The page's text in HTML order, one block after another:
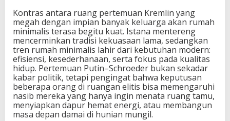
Kontras antara ruang pertemuan Kremlin yang
megah dengan impian banyak keluarga akan rumah
minimalis terasa begitu kuat. Istana mentereng
mencerminkan tradisi kekuasaan lama, sedangkan
tren rumah minimalis lahir dari kebutuhan modern:
efisiensi, kesederhanaan, serta fokus pada kualitas
hidup. Pertemuan Putin–Schroeder bukan sekadar
kabar politik, tetapi pengingat bahwa keputusan
beberapa orang di ruangan elitis bisa memengaruhi
nasib mereka yang hanya ingin menata ruang tamu,
menyiapkan dapur hemat energi, atau membangun
masa depan damai di hunian mungil.